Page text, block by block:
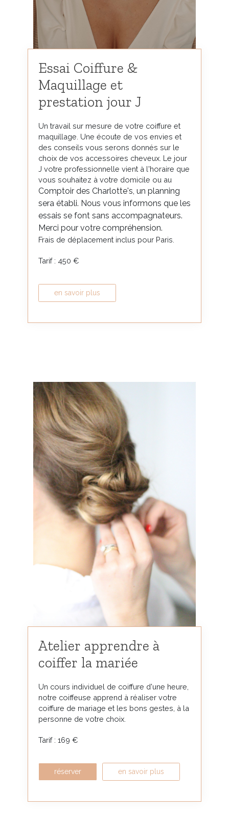
Essai Coiffure &
Maquillage et
prestation jour J
Un travail sur mesure de votre coiffure et
maquillage. Une écoute de vos envies et
des conseils vous serons donnés sur le
choix de vos accessoires cheveux. Le jour
J votre professionnelle vient à l'horaire que
vous souhaitez à votre domicile ou au
Comptoir des Charlotte's, un planning
sera établi. Nous vous informons que les
essais se font sans accompagnateurs.
Merci pour votre compréhension.
Frais de déplacement inclus pour Paris.
Tarif : 450 €
en savoir plus
Atelier apprendre à
coiffer la mariée
Un cours individuel de coiffure d'une heure,
notre coiffeuse apprend à réaliser votre
coiffure de mariage et les bons gestes, à la
personne de votre choix.
Tarif : 169 €
réserver en savoir plus